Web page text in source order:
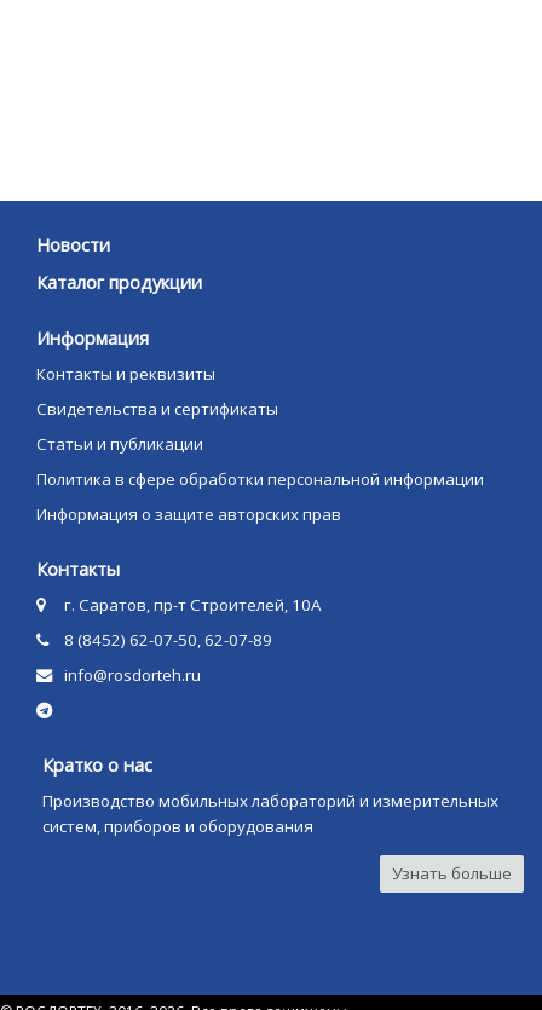
Новости
Каталог продукции
Информация
Контакты и реквизиты
Свидетельства и сертификаты
Статьи и публикации
Политика в сфере обработки персональной информации
Информация о защите авторских прав
Контакты
г. Саратов, пр-т Строителей, 10А
8 (8452) 62-07-50, 62-07-89
info@rosdorteh.ru
Кратко о нас
Производство мобильных лабораторий и измерительных
систем, приборов и оборудования
Узнать больше